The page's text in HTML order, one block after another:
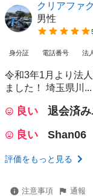
クリアファ
男性
身分証 電話番号 法
令和3年1月より法
ました！ 埼玉県川...
良い
退会済
良い
Shan06
評価をもっと見る
注意事項 通報